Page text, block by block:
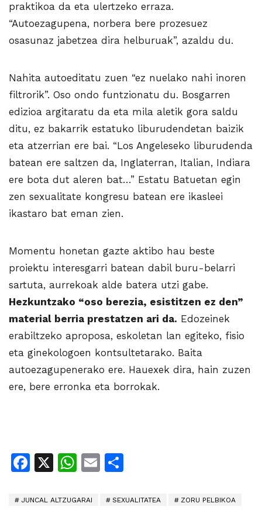
praktikoa da eta ulertzeko erraza.
“Autoezagupena, norbera bere prozesuez
osasunaz jabetzea dira helburuak”, azaldu du.
Nahita autoeditatu zuen “ez nuelako nahi inoren
filtrorik”. Oso ondo funtzionatu du. Bosgarren
edizioa argitaratu da eta mila aletik gora saldu
ditu, ez bakarrik estatuko liburudendetan baizik
eta atzerrian ere bai. “Los Angeleseko liburudenda
batean ere saltzen da, Inglaterran, Italian, Indiara
ere bota dut aleren bat…” Estatu Batuetan egin
zen sexualitate kongresu batean ere ikasleei
ikastaro bat eman zien.
Momentu honetan gazte aktibo hau beste
proiektu interesgarri batean dabil buru-belarri
sartuta, aurrekoak alde batera utzi gabe.
Hezkuntzako “oso berezia, esistitzen ez den”
material berria prestatzen ari da. Edozeinek
erabiltzeko aproposa, eskoletan lan egiteko, fisio
eta ginekologoen kontsultetarako. Baita
autoezagupenerako ere. Hauexek dira, hain zuzen
ere, bere erronka eta borrokak.
Facebook
X WhatsApp
Email
JUNCAL ALTZUGARAI SEXUALITATEA ZORU PELBIKOA